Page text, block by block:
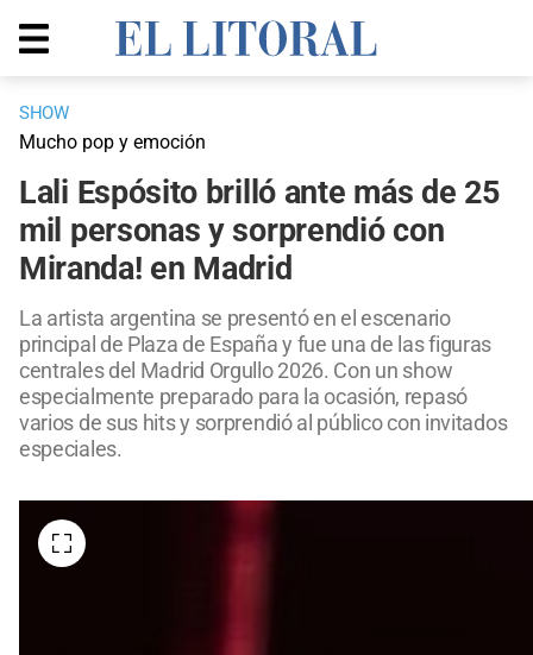
SHOW
Mucho pop y emoción
Lali Espósito brilló ante más de 25
mil personas y sorprendió con
Miranda! en Madrid
La artista argentina se presentó en el escenario
principal de Plaza de España y fue una de las figuras
centrales del Madrid Orgullo 2026. Con un show
especialmente preparado para la ocasión, repasó
varios de sus hits y sorprendió al público con invitados
especiales.